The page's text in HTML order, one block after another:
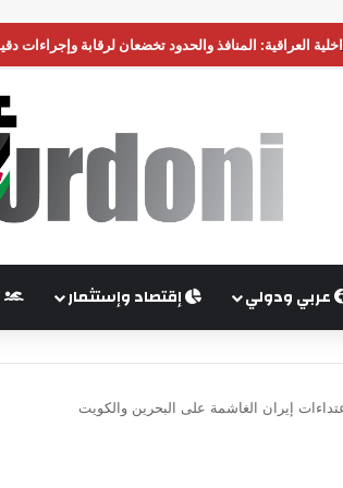
العراقية: المنافذ والحدود تخضعان لرقابة وإجراءات
عربي ودولي إقتصاد وإستثمار
إيران الغاشمة على البحرين والكويت